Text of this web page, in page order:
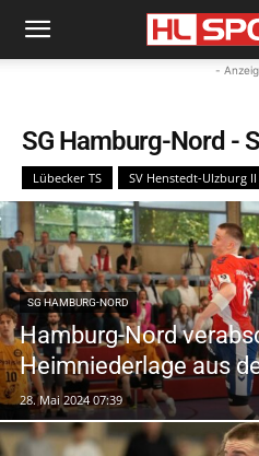
-
SG Hamburg-Nord -
Lübecker TS SV Henstedt-Ulzburg II
SG HAMBURG-NORD
Hamburg-Nord
Heimniederlage aus
28. Mai 2024 07:39